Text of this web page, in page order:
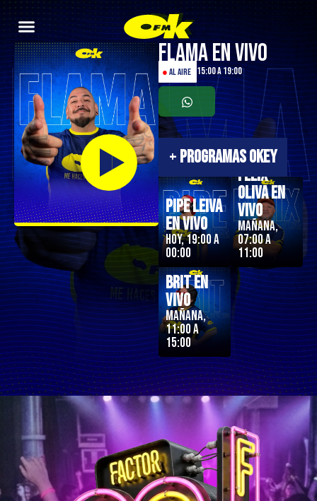
Flama en Vivo
●AL AIRE 15:00 a 19:00
+PROGRAMAS OKEY
Pipe Leiva
En Vivo
Hoy, 19:00 a
00:00
Felix
Oliva en
Vivo
Mañana,
07:00 a
11:00
Brit en
Vivo
Mañana,
11:00 a
15:00